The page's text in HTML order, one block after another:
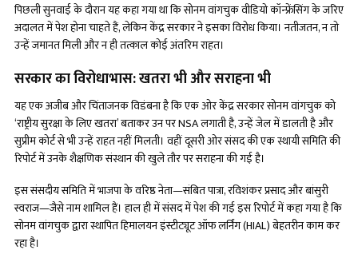
पिछली सुनवाई के दौरान यह कहा गया था कि सोनम वांगचुक वीडियो कॉन्फ्रेंसिंग के जरिए
अदालत में पेश होना चाहते हैं, लेकिन केंद्र सरकार ने इसका विरोध किया। नतीजतन, न तो
उन्हें जमानत मिली और न ही तत्काल कोई अंतरिम राहत।
सरकार का विरोधाभास: खतरा भी और सराहना भी
यह एक अजीब और चिंताजनक विडंबना है कि एक ओर केंद्र सरकार सोनम वांगचुक को
‘राष्ट्रीय सुरक्षा के लिए खतरा’ बताकर उन पर NSA लगाती है, उन्हें जेल में डालती है और
सुप्रीम कोर्ट से भी उन्हें राहत नहीं मिलती। वहीं दूसरी ओर संसद की एक स्थायी समिति की
रिपोर्ट में उनके शैक्षणिक संस्थान की खुले तौर पर सराहना की गई है।
इस संसदीय समिति में भाजपा के वरिष्ठ नेता—संबित पात्रा, रविशंकर प्रसाद और बांसुरी
स्वराज—जैसे नाम शामिल हैं। हाल ही में संसद में पेश की गई इस रिपोर्ट में कहा गया है कि
सोनम वांगचुक द्वारा स्थापित हिमालयन इंस्टीट्यूट ऑफ लर्निंग (HIAL) बेहतरीन काम कर
रहा है।